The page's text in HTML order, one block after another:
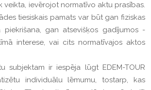
veikta, ievērojot normatīvo aktu prasības.
tiesiskais pamats var būt gan fiziskas
piekrišana, gan atsevišķos gadījumos -
interese, vai cits normatīvajos aktos
subjektam ir iespēja lūgt EDEM-TOUR
individuālu lēmumu, tostarp, kas